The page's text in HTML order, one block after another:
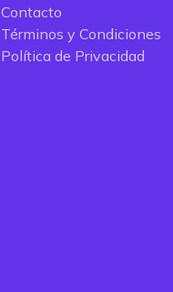
Contacto
Términos y Condiciones
Política de Privacidad